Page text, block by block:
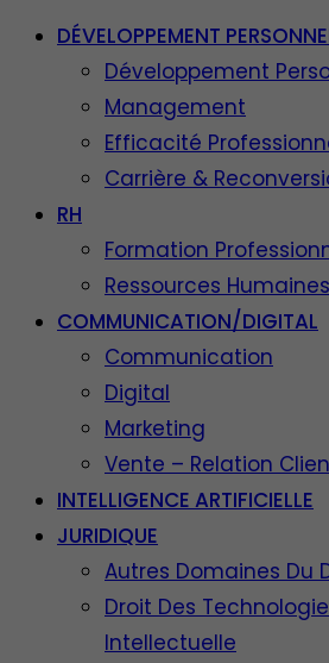
DÉVELOPPEMENT
Développement
Management
Efficacité
Carrière &
RH
Formation
Ressources Humaines
COMMUNICATION/DIGITAL
Communication
Digital
Marketing
Vente – Relation
INTELLIGENCE ARTIFICIELLE
JURIDIQUE
Autres Domaines Du
Droit Des
Intellectuelle